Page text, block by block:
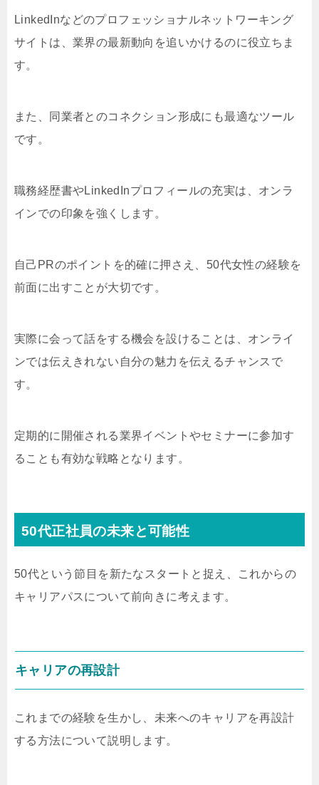
LinkedInなどのプロフェッショナルネットワーキング
サイトは、業界の最新動向を追いかけるのに役立ちま
す。
また、同業者とのコネクション形成にも最適なツール
です。
職務経歴書やLinkedInプロフィールの充実は、オンラ
インでの印象を強くします。
自己PRのポイントを的確に押さえ、50代女性の経験を
前面に出すことが大切です。
実際に会って話をする機会を設けることは、オンライ
ンでは伝えきれない自分の魅力を伝えるチャンスで
す。
定期的に開催される業界イベントやセミナーに参加す
ることも有効な戦略となります。
50代正社員の未来と可能性
50代という節目を新たなスタートと捉え、これからの
キャリアパスについて前向きに考えます。
キャリアの再設計
これまでの経験を生かし、未来へのキャリアを再設計
する方法について説明します。